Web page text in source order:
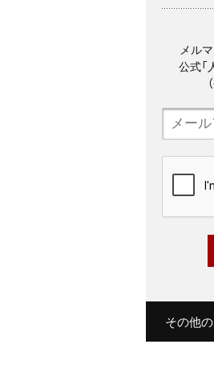
メル
公式「
その他